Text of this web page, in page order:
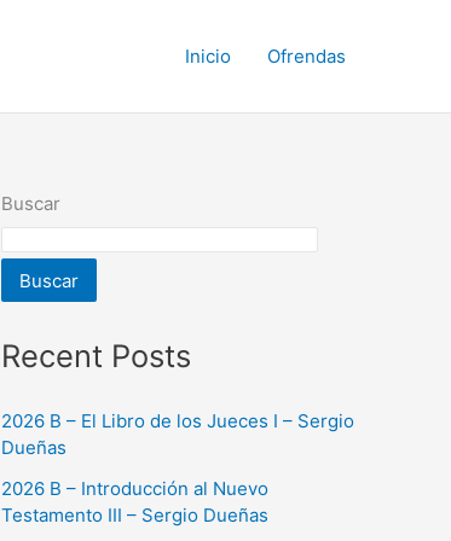
Inicio Ofrendas
Buscar
Buscar
Recent Posts
2026 B – El Libro de los Jueces I – Sergio
Dueñas
2026 B – Introducción al Nuevo
Testamento III – Sergio Dueñas